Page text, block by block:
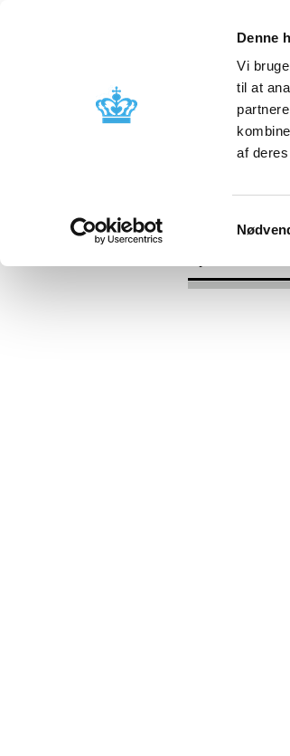
Denne
Vi
til at
af
Godkendelse og